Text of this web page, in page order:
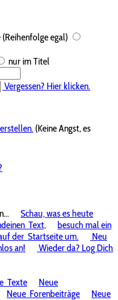
egal)
nur im Titel
Vergessen? Hier klicken.
(Keine Angst, es
Schau, was es heute
Text,
besuch mal ein
der Startseite um.
Neu
an!
Wieder da? Log Dich
Texte
Neue
Neue Forenbeiträge
Neue